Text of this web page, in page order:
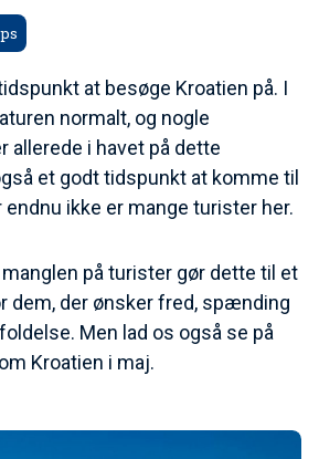
at besøge Kroatien på. I
normalt, og nogle
allerede i havet på dette
et godt tidspunkt at komme til
endnu ikke er mange turister her.
på turister gør dette til et
dem, der ønsker fred, spænding
Men lad os også se på
Kroatien i maj.